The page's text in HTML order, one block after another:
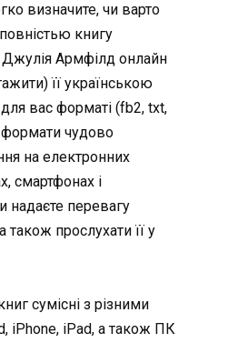
визначите, чи варто
книгу
Джулія Армфілд онлайн
її українською
вас форматі (fb2, txt,
формати чудово
на електронних
смартфонах і
надаєте перевагу
прослухати її у
сумісні з різними
iPhone, iPad, а також ПК